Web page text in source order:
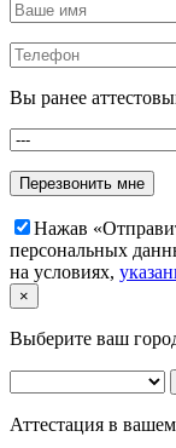
Вы ранее
Нажав
персональных
на условиях,
×
Выберите ваш
Аттестация в